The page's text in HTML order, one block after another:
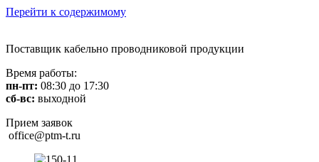
Перейти к содержимому
Поставщик кабельно проводниковой продукции
Время работы:
пн-пт: 08:30 до 17:30
сб-вс: выходной
Прием заявок
office@ptm-t.ru